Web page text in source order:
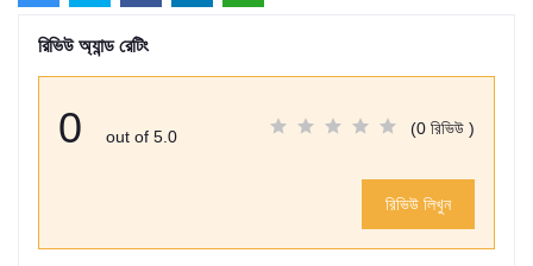
রিভিউ অ্যান্ড রেটিং
0 out of 5.0 (0 রিভিউ )
রিভিউ লিখুন